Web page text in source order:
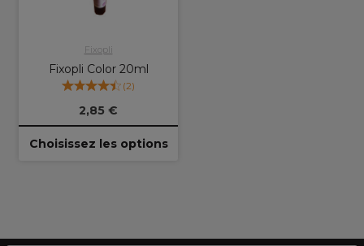
Fixopli
Fixopli Color 20ml
(2)
2,85 €
Choisissez les options